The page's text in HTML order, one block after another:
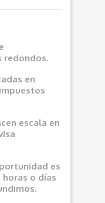
redondos.
en
escala en
es
horas o días